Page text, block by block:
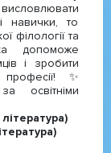
навички, то
філології та
допоможе
і зробити
освітніми